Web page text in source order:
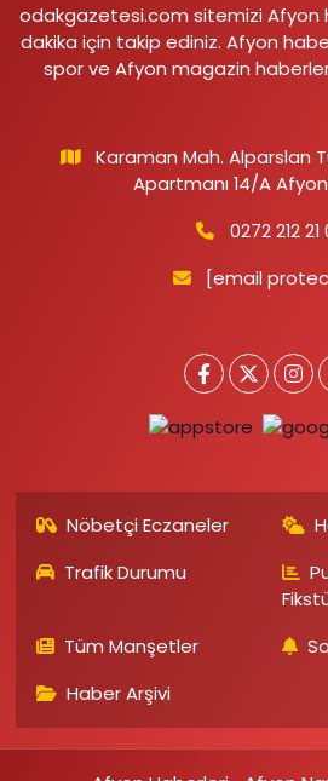
odakgazetesi.com sitemizi Afyon
dakika için takip ediniz. Afyon
spor ve Afyon magazin
Karaman Mah. Alparslan
Apartmanı 14/A
0272 212 21
[email
Nöbetçi Eczaneler
Trafik Durumu
Tüm Manşetler
Haber Arşivi